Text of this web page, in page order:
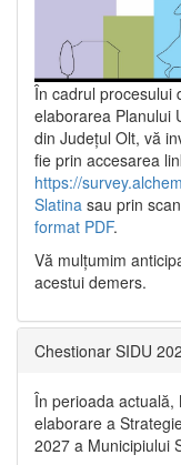
În cadrul procesului
elaborarea Planului
din Județul Olt, vă
fie prin accesarea
https://
Slatina sau prin
format PDF.
Vă mulţumim
acestui demers.
Chestionar SIDU
În perioada actuală,
elaborare a
2027 a Municipiului